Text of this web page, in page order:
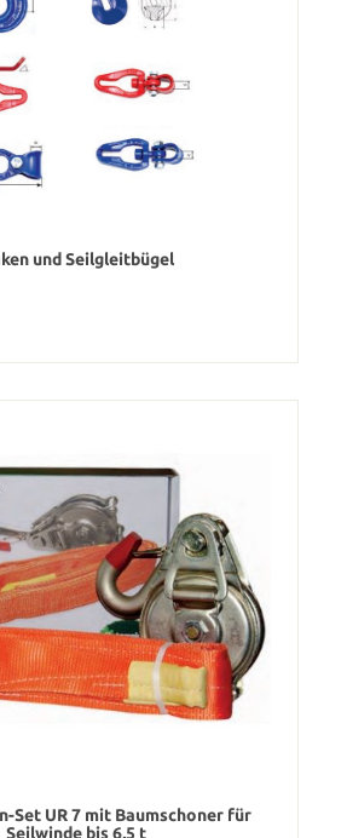
und Seilgleitbügel
Set UR 7 mit Baumschoner für
Seilwinde bis 6,5 t